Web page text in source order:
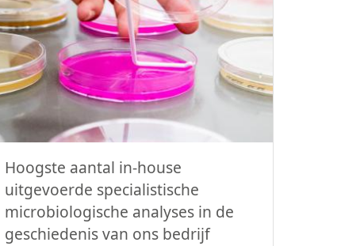
Hoogste aantal in-house
uitgevoerde specialistische
microbiologische analyses in de
geschiedenis van ons bedrijf